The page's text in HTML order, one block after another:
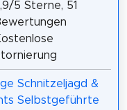
5 Sterne, 51